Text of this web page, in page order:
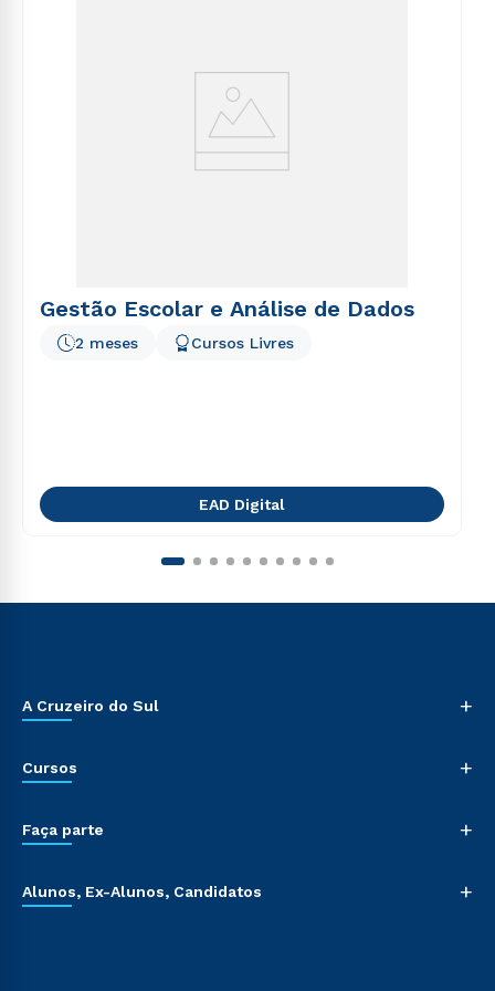
Gestão Escolar e Análise de Dados
2 meses Cursos Livres
EAD Digital
A Cruzeiro do Sul +
Cursos +
Faça parte +
Alunos, Ex-Alunos, Candidatos +